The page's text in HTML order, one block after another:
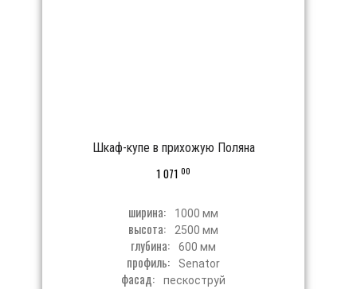
Шкаф-купе в прихожую Поляна
1 07100
ширина: 1000 мм
высота: 2500 мм
глубина: 600 мм
профиль: Senator
фасад: пескоструй